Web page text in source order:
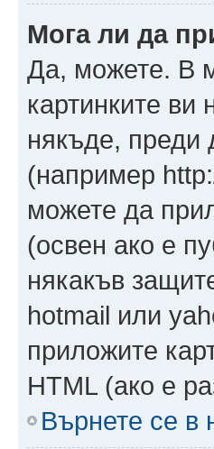
Мога ли да
Да, можете. В
картинките ви
някъде,
(например
можете да
(освен ако е
някакъв
hotmail или
приложите
HTML (ако е
Върнете се в